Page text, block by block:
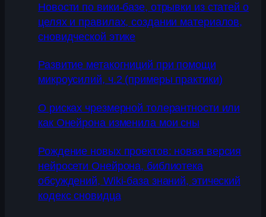
Новости по вики-базе, отрывки из статей о
целях и правилах, создании материалов,
сновидческой этике
Развитие метакогниций при помощи
микроусилий, ч.2 (примеры практики)
О рисках чрезмерной толерантности или
как Онейрона изменила мои сны
Рождение новых проектов: новая версия
нейросети Онейрона, библиотека
обсуждений, Wiki-база знаний, этический
кодекс сновидца